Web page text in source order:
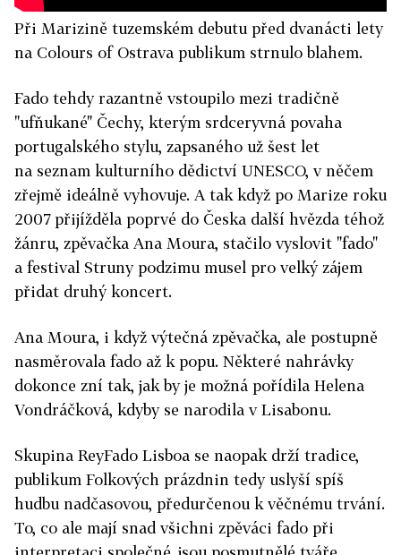
Při Marizině tuzemském debutu před dvanácti lety
na Colours of Ostrava publikum strnulo blahem.
Fado tehdy razantně vstoupilo mezi tradičně
"ufňukané" Čechy, kterým srdceryvná povaha
portugalského stylu, zapsaného už šest let
na seznam kulturního dědictví UNESCO, v něčem
zřejmě ideálně vyhovuje. A tak když po Marize roku
2007 přijížděla poprvé do Česka další hvězda téhož
žánru, zpěvačka Ana Moura, stačilo vyslovit "fado"
a festival Struny podzimu musel pro velký zájem
přidat druhý koncert.
Ana Moura, i když výtečná zpěvačka, ale postupně
nasměrovala fado až k popu. Některé nahrávky
dokonce zní tak, jak by je možná pořídila Helena
Vondráčková, kdyby se narodila v Lisabonu.
Skupina ReyFado Lisboa se naopak drží tradice,
publikum Folkových prázdnin tedy uslyší spíš
hudbu nadčasovou, předurčenou k věčnému trvání.
To, co ale mají snad všichni zpěváci fado při